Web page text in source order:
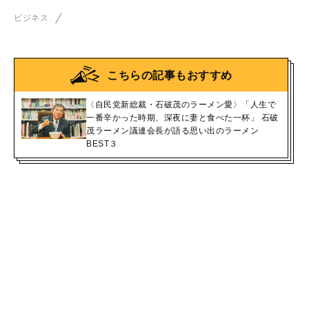
ビジネス
こちらの記事もおすすめ
〈自民党新総裁・石破茂のラーメン愛〉「人生で
一番辛かった時期、深夜に妻と食べた一杯」 石破
茂ラーメン議連会長が語る思い出のラーメン
BEST３